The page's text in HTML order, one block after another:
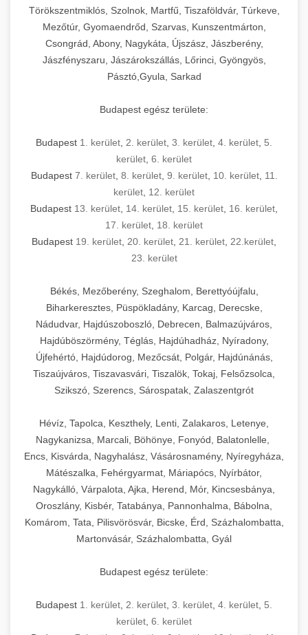
Törökszentmiklós, Szolnok, Martfű, Tiszaföldvár, Túrkeve,
Mezőtúr, Gyomaendrőd, Szarvas, Kunszentmárton,
Csongrád, Abony, Nagykáta, Újszász, Jászberény,
Jászfényszaru, Jászárokszállás, Lőrinci, Gyöngyös,
Pásztó,Gyula, Sarkad
Budapest egész területe:
Budapest 1. kerület 2. kerület 3. kerület 4. kerület 5.
kerület 6. kerület
Budapest 7. kerület, 8. kerület, 9. kerület, 10. kerület, 11.
kerület 12. kerület
Budapest 13. kerület 14. kerület 15. kerület 16. kerület
17. kerület 18. kerület
Budapest 19. kerület 20. kerület 21. kerület 22.kerület
23. kerület
Békés, Mezőberény, Szeghalom, Berettyóújfalu,
Biharkeresztes, Püspökladány, Karcag, Derecske,
Nádudvar, Hajdúszoboszló, Debrecen, Balmazújváros,
Hajdúböszörmény, Téglás, Hajdúhadház, Nyíradony,
Újfehértó, Hajdúdorog, Mezőcsát, Polgár, Hajdúnánás,
Tiszaújváros, Tiszavasvári, Tiszalök, Tokaj, Felsőzsolca,
Szikszó, Szerencs, Sárospatak, Zalaszentgrót
Hévíz, Tapolca, Keszthely, Lenti, Zalakaros, Letenye,
Nagykanizsa, Marcali, Böhönye, Fonyód, Balatonlelle,
Encs, Kisvárda, Nagyhalász, Vásárosnamény, Nyíregyháza,
Mátészalka, Fehérgyarmat, Máriapócs, Nyírbátor,
Nagykálló, Várpalota, Ajka, Herend, Mór, Kincsesbánya,
Oroszlány, Kisbér, Tatabánya, Pannonhalma, Bábolna,
Komárom, Tata, Pilisvörösvár, Bicske, Érd, Százhalombatta,
Martonvásár, Százhalombatta, Gyál
Budapest egész területe:
Budapest 1. kerület 2. kerület 3. kerület 4. kerület 5.
kerület 6. kerület